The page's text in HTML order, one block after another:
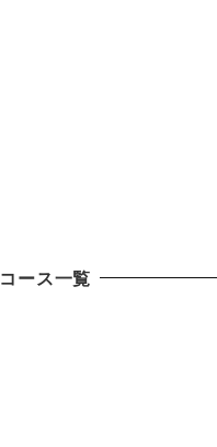
コース一覧